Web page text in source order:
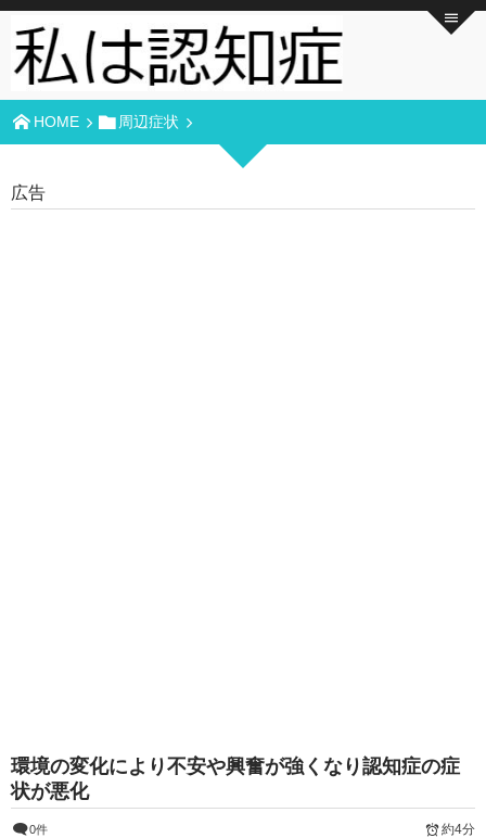
HOME 周辺症状
広告
環境の変化により不安や興奮が強くなり認知症の症
状が悪化
0件 約4分